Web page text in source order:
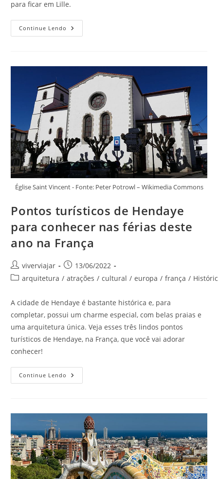
para ficar em Lille.
Continue Lendo Ficar
Em
Ótimas
Regiões
Para
Se
Hospedar
Église Saint Vincent - Fonte: Peter Potrowl – Wikimedia Commons
Pontos turísticos de Hendaye
para conhecer nas férias deste
ano na França
Autor
do
viverviajar
Post
publicado:
13/06/2022
Categoria
post:
arquitetura / atrações / cultural / europa / frança /
A cidade de Hendaye é bastante histórica e, para
completar, possui um charme especial, com belas praias e
uma arquitetura única. Veja esses três lindos pontos
turísticos de Hendaye, na França, que você vai adorar
conhecer!
Continue Lendo Pontos
Turísticos
Nas
Férias
Deste
Ano
Na
França